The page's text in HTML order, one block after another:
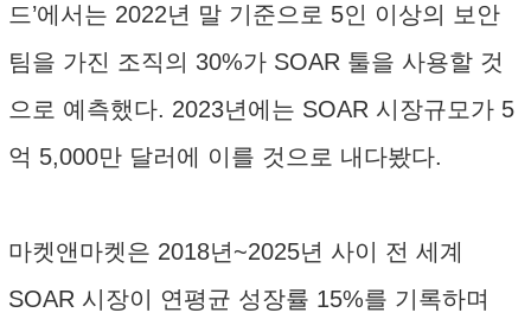
드’에서는 2022년 말 기준으로 5인 이상의 보안
팀을 가진 조직의 30%가 SOAR 툴을 사용할 것
으로 예측했다. 2023년에는 SOAR 시장규모가 5
억 5,000만 달러에 이를 것으로 내다봤다.
마켓앤마켓은 2018년~2025년 사이 전 세계
SOAR 시장이 연평균 성장률 15%를 기록하며